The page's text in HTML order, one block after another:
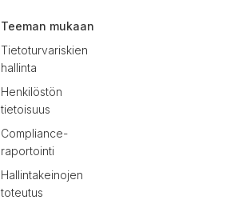
Teeman mukaan
Tietoturvariskien
hallinta
Henkilöstön
tietoisuus
Compliance-
raportointi
Hallintakeinojen
toteutus